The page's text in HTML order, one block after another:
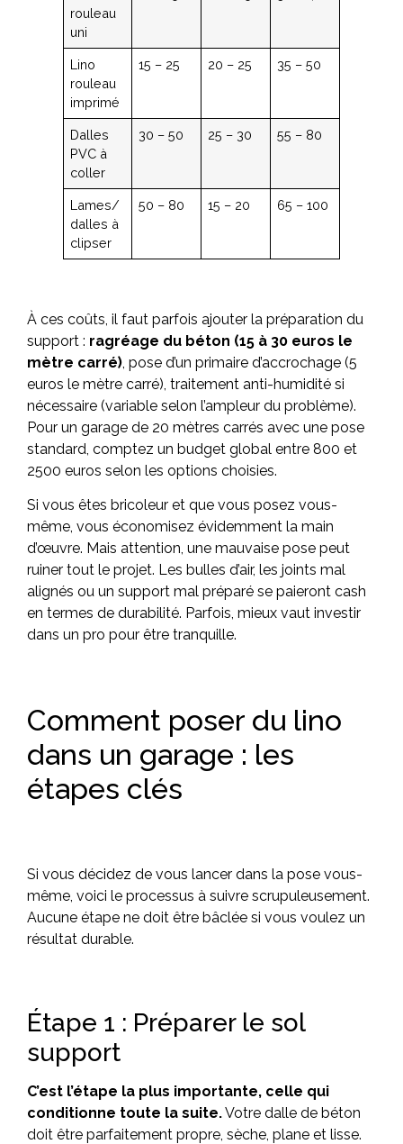
rouleau
uni
Lino
rouleau
imprimé
15 – 25 20 – 25 35 – 50
Dalles
PVC à
coller
30 – 50 25 – 30 55 – 80
Lames/
dalles à
clipser
50 – 80 15 – 20 65 – 100
À ces coûts, il faut parfois ajouter la préparation du
support : ragréage du béton (15 à 30 euros le
mètre carré), pose d’un primaire d’accrochage (5
euros le mètre carré), traitement anti-humidité si
nécessaire (variable selon l’ampleur du problème).
Pour un garage de 20 mètres carrés avec une pose
standard, comptez un budget global entre 800 et
2500 euros selon les options choisies.
Si vous êtes bricoleur et que vous posez vous-
même, vous économisez évidemment la main
d’œuvre. Mais attention, une mauvaise pose peut
ruiner tout le projet. Les bulles d’air, les joints mal
alignés ou un support mal préparé se paieront cash
en termes de durabilité. Parfois, mieux vaut investir
dans un pro pour être tranquille.
Comment poser du lino
dans un garage : les
étapes clés
Si vous décidez de vous lancer dans la pose vous-
même, voici le processus à suivre scrupuleusement.
Aucune étape ne doit être bâclée si vous voulez un
résultat durable.
Étape 1 : Préparer le sol
support
C’est l’étape la plus importante, celle qui
conditionne toute la suite.Votre dalle de béton
doit être parfaitement propre, sèche, plane et lisse.